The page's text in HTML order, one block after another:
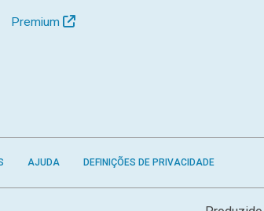
Premium
AJUDA DEFINIÇÕES DE PRIVACIDADE